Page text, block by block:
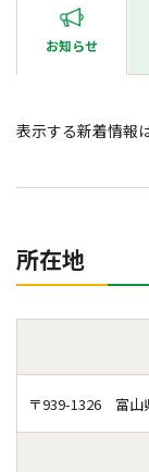
お知らせ
表示する新着情報
所在地
〒939-1326 富山